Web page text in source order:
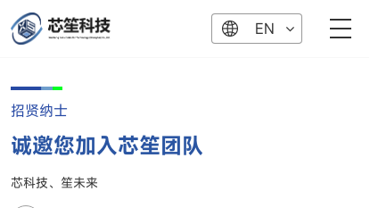
EN
招贤纳士
诚邀您加入芯笙团队
芯科技、笙未来